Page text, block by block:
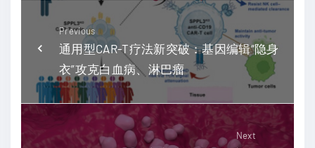
Previous
通用型CAR-T疗法新突破：基因编辑“隐身
衣”攻克白血病、淋巴瘤
Next